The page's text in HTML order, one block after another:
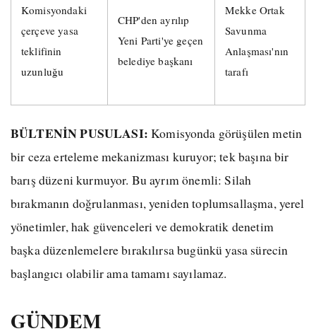
Komisyondaki
çerçeve yasa
teklifinin
uzunluğu
CHP'den ayrılıp
Yeni Parti'ye geçen
belediye başkanı
Mekke Ortak
Savunma
Anlaşması'nın
tarafı
BÜLTENİN PUSULASI: Komisyonda görüşülen metin
bir ceza erteleme mekanizması kuruyor; tek başına bir
barış düzeni kurmuyor. Bu ayrım önemli: Silah
bırakmanın doğrulanması, yeniden toplumsallaşma, yerel
yönetimler, hak güvenceleri ve demokratik denetim
başka düzenlemelere bırakılırsa bugünkü yasa sürecin
başlangıcı olabilir ama tamamı sayılamaz.
GÜNDEM